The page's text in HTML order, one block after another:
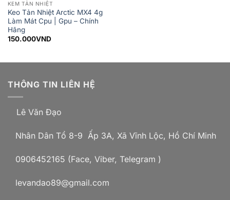
KEM TẢN NHIỆT
Keo Tản Nhiệt Arctic MX4 4g
Làm Mát Cpu | Gpu – Chính
Hãng
150.000VND
THÔNG TIN LIÊN HỆ
Lê Văn Đạo
Nhân Dân Tổ 8-9 Ấp 3A, Xã Vĩnh Lộc, Hồ Chí Minh
0906452165 (Face, Viber, Telegram )
levandao89@gmail.com